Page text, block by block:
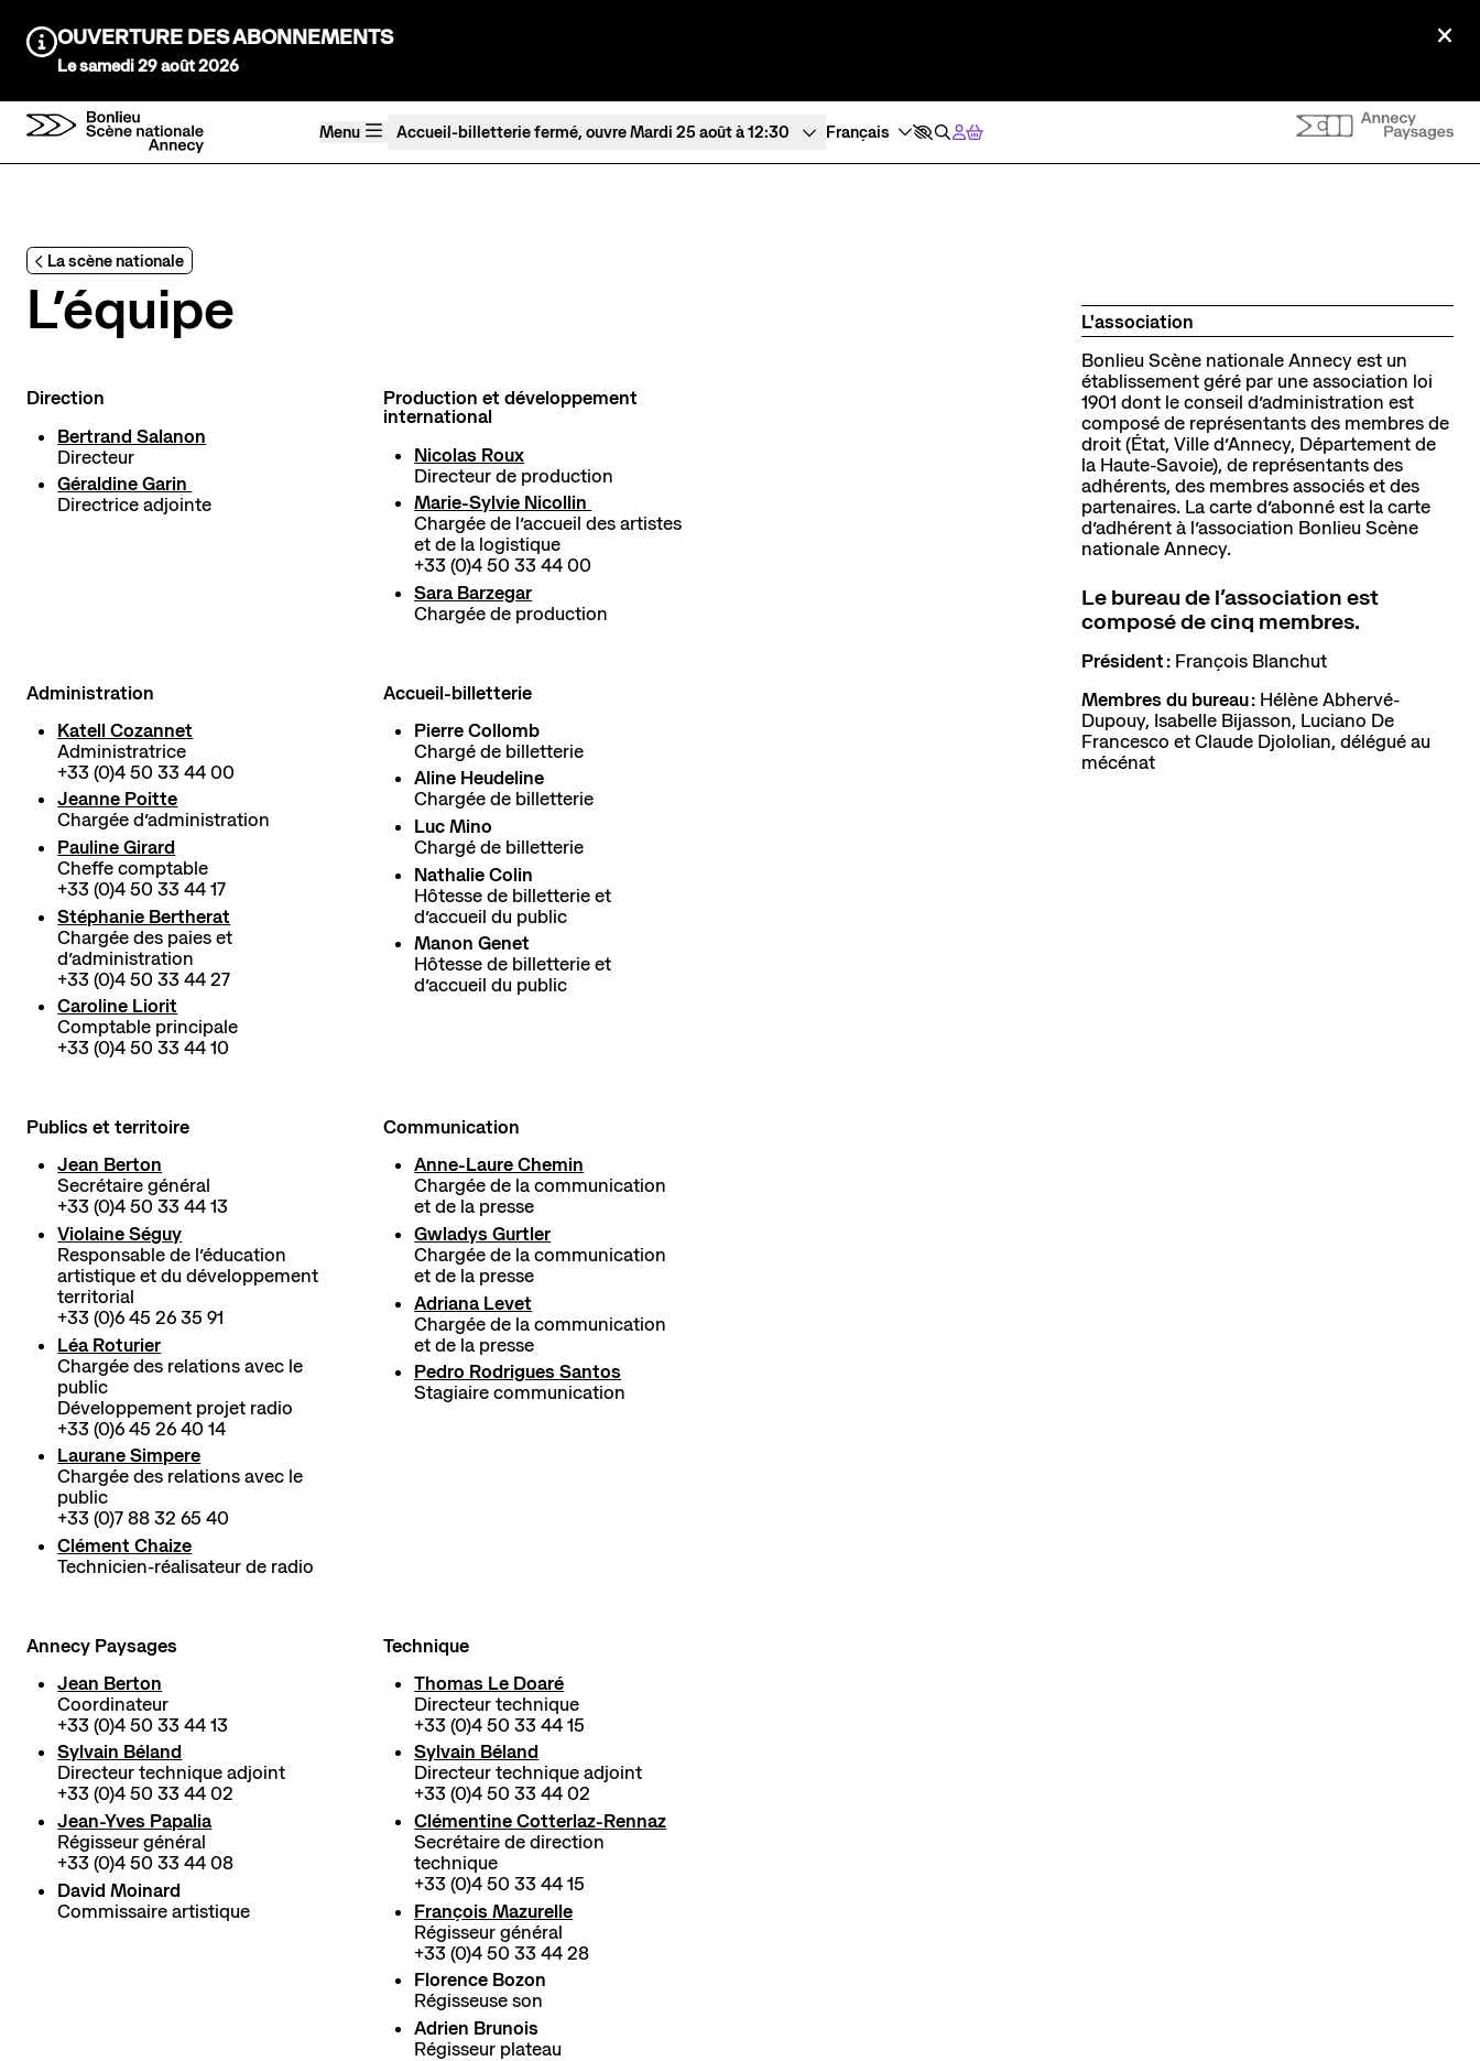
Information :
OUVERTURE DES ABONNEMENTS
Le samedi 29 août 2026
Menu Accueil-billetterie fermé, ouvre Mardi 25 août à 12:30
La scène nationale
L’équipe
Direction
Bertrand Salanon
Directeur
Géraldine Garin
Directrice adjointe
Production et développement
international
Nicolas Roux
Directeur de production
Marie-Sylvie Nicollin
Chargée de l’accueil des artistes
et de la logistique
+33 (0)4 50 33 44 00
Sara Barzegar
Chargée de production
Administration
Katell Cozannet
Administratrice
+33 (0)4 50 33 44 00
Jeanne Poitte
Chargée d’administration
Pauline Girard
Cheffe comptable
+33 (0)4 50 33 44 17
Stéphanie Bertherat
Chargée des paies et
d’administration
+33 (0)4 50 33 44 27
Caroline Liorit
Comptable principale
+33 (0)4 50 33 44 10
Accueil-billetterie
Pierre Collomb
Chargé de billetterie
Aline Heudeline
Chargée de billetterie
Luc Mino
Chargé de billetterie
Nathalie Colin
Hôtesse de billetterie et
d’accueil du public
Manon Genet
Hôtesse de billetterie et
d’accueil du public
Publics et territoire
Jean Berton
Secrétaire général
+33 (0)4 50 33 44 13
Violaine Séguy
Responsable de l’éducation
artistique et du développement
territorial
+33 (0)6 45 26 35 91
Léa Roturier
Chargée des relations avec le
public
Développement projet radio
+33 (0)6 45 26 40 14
Laurane Simpere
Chargée des relations avec le
public
+33 (0)7 88 32 65 40
Clément Chaize
Technicien-réalisateur de radio
Communication
Anne-Laure Chemin
Chargée de la communication
et de la presse
Gwladys Gurtler
Chargée de la communication
et de la presse
Adriana Levet
Chargée de la communication
et de la presse
Pedro Rodrigues Santos
Stagiaire communication
Annecy Paysages
Jean Berton
Coordinateur
+33 (0)4 50 33 44 13
Sylvain Béland
Directeur technique adjoint
+33 (0)4 50 33 44 02
Jean-Yves Papalia
Régisseur général
+33 (0)4 50 33 44 08
David Moinard
Commissaire artistique
Technique
Thomas Le Doaré
Directeur technique
+33 (0)4 50 33 44 15
Sylvain Béland
Directeur technique adjoint
+33 (0)4 50 33 44 02
Clémentine Cotterlaz-Rennaz
Secrétaire de direction
technique
+33 (0)4 50 33 44 15
François Mazurelle
Régisseur général
+33 (0)4 50 33 44 28
Florence Bozon
Régisseuse son
Adrien Brunois
Régisseur plateau
L'association
Bonlieu Scène nationale Annecy est un
établissement géré par une association loi
1901 dont le conseil d’administration est
composé de représentants des membres de
droit (État, Ville d’Annecy, Département de
la Haute-Savoie), de représentants des
adhérents, des membres associés et des
partenaires. La carte d’abonné est la carte
d’adhérent à l’association Bonlieu Scène
nationale Annecy.
Le bureau de l’association est
composé de cinq membres.
Président : François Blanchut
Membres du bureau :Hélène Abhervé-
Dupouy, Isabelle Bijasson, Luciano De
Francesco et Claude Djololian, délégué au
mécénat
L'espace bar
Accessibilité et handicap
La scène nationale
L'histoire du lieu
Soutiens et mécénat
Créations Made in Annecy
NewsletterRessources